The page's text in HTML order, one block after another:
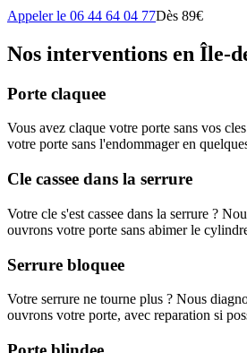
Appeler le 06 44 64 04 77Dès 89€
Nos interventions en Île-
Porte claquee
Vous avez claque votre porte sans vos
votre porte sans l'endommager en
Cle cassee dans la serrure
Votre cle s'est cassee dans la serrure ?
ouvrons votre porte sans abimer le
Serrure bloquee
Votre serrure ne tourne plus ? Nous
ouvrons votre porte, avec reparation si